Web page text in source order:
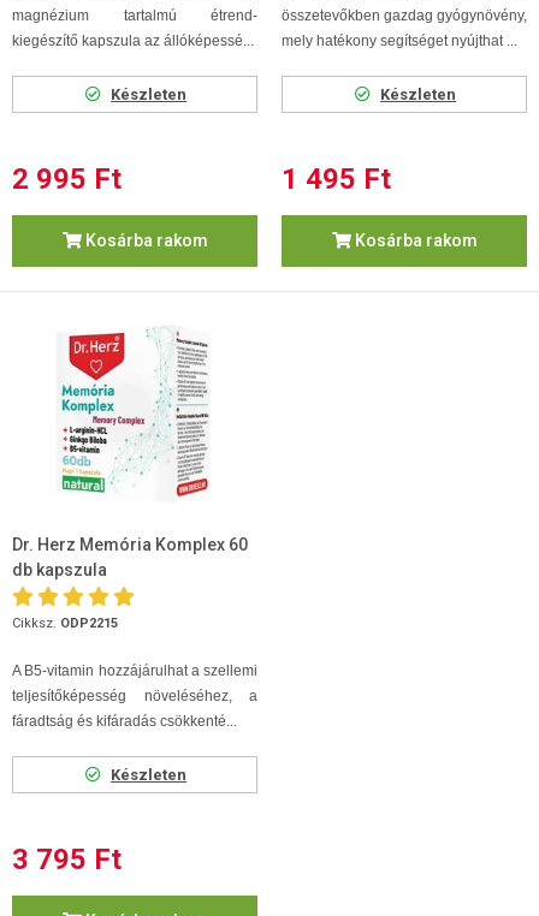
magnézium tartalmú étrend-
kiegészítő kapszula az állóképessé...
Készleten
2 995 Ft
Kosárba rakom
összetevőkben gazdag gyógynövény,
mely hatékony segítséget nyújthat ...
Készleten
1 495 Ft
Kosárba rakom
Dr. Herz Memória Komplex 60
db kapszula
Cikksz. ODP2215
A B5-vitamin hozzájárulhat a szellemi
teljesítőképesség növeléséhez, a
fáradtság és kifáradás csökkenté...
Készleten
3 795 Ft